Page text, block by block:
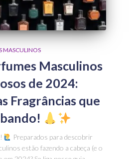
MASCULINOS
Masculinos
de 2024:
Fragrâncias que
Preparados para descobrir
estão fazendo a cabeça (e o